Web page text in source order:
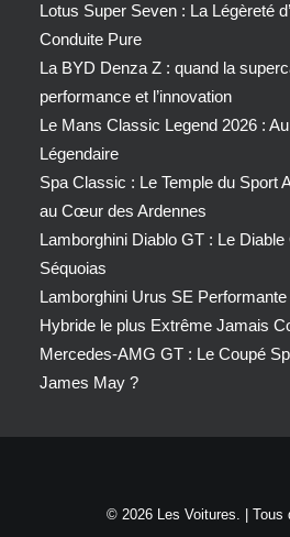
Lotus Super Seven : La Légèreté
Conduite Pure
La BYD Denza Z : quand la
performance et l’innovation
Le Mans Classic Legend 2026 :
Légendaire
Spa Classic : Le Temple du Sport
au Cœur des Ardennes
Lamborghini Diablo GT : Le
Séquoias
Lamborghini Urus SE
Hybride le plus Extrême Jamais
Mercedes-AMG GT : Le Coupé
James May ?
© 2026 Les Voitures. | Tous